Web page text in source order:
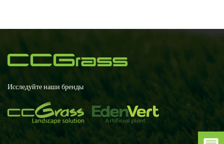
Исследуйте наши бренды